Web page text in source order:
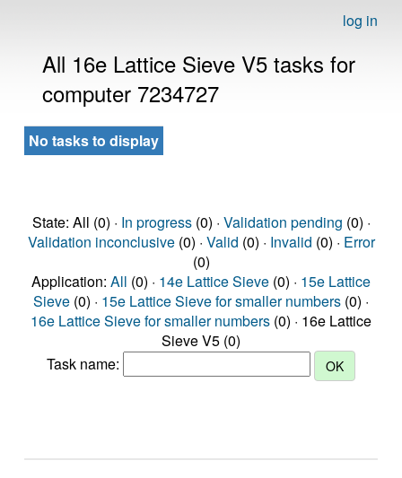
log in
All 16e Lattice Sieve V5 tasks for
computer 7234727
No tasks to display
State: All (0) · In progress(0) · Validation pending (0) ·
Validation inconclusive(0) · Valid (0) · Invalid (0) · Error
(0)
Application: All (0) · 14e Lattice Sieve (0) · 15e Lattice
Sieve (0) · 15e Lattice Sieve for smaller numbers (0) ·
16e Lattice Sieve for smaller numbers (0) · 16e Lattice
Sieve V5 (0)
Task name: